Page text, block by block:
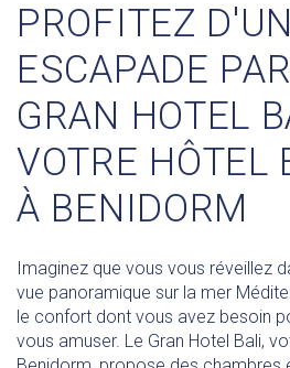
PROFITEZ
ESCAPADE
GRAN HOTEL
VOTRE HÔTEL
À BENIDORM
Imaginez que vous vous réveillez
vue panoramique sur la mer
le confort dont vous avez besoin
vous amuser. Le Gran Hotel Bali,